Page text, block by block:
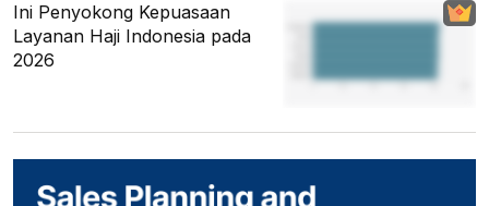
Ini Penyokong Kepuasaan
Layanan Haji Indonesia pada
2026